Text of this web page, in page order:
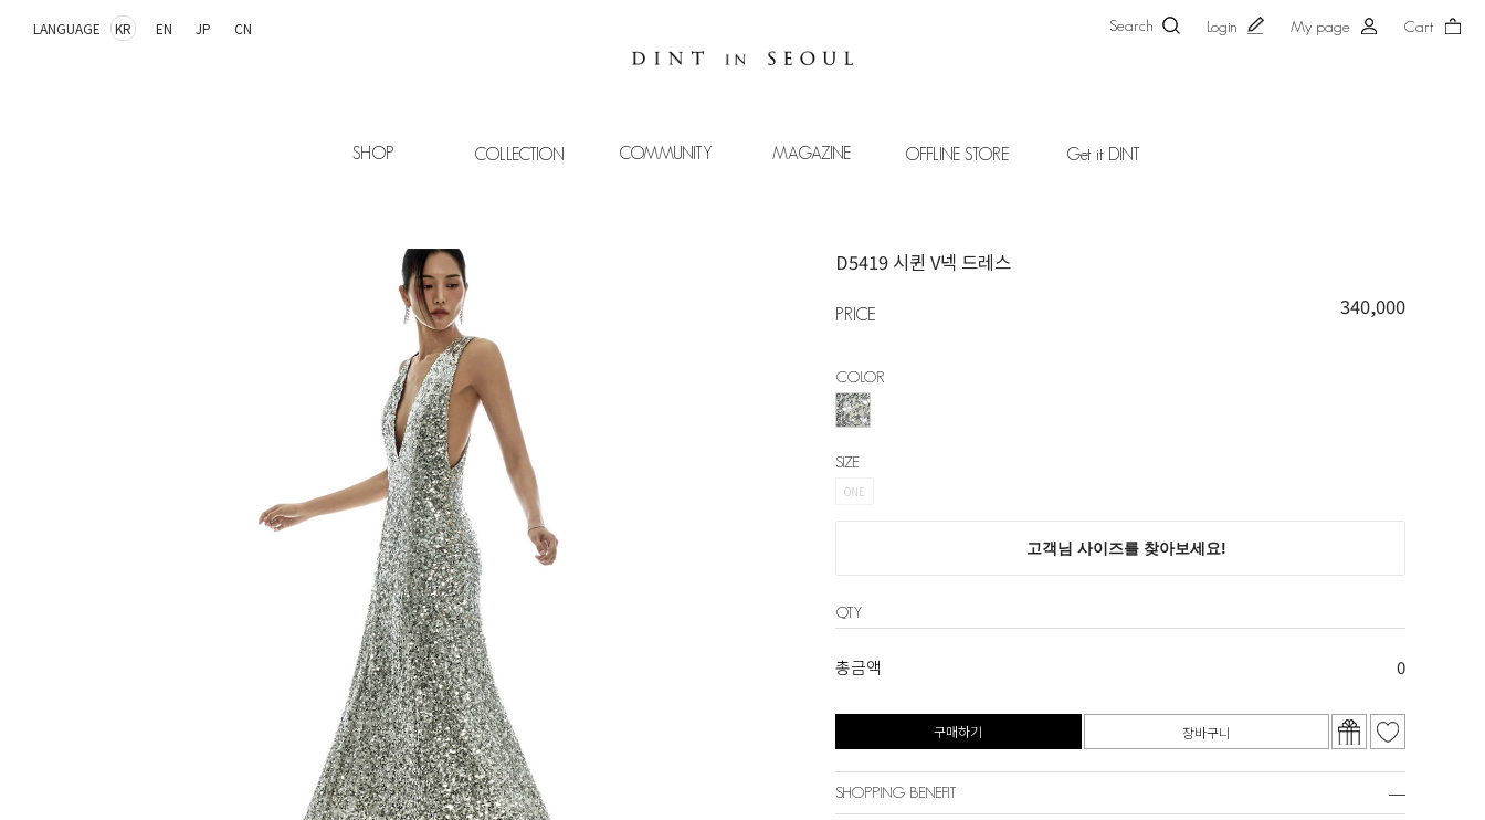
LANGUAGE KR EN JP CN Search Login My page Cart
SHOP COLLECTION COMMUNITY MAGAZINE OFFLINE STORE Get it DINT
D5419 시퀸 V넥 드레스
PRICE 340,000
COLOR
SIZE
ONE
QTY
총금액 0
구매하기 장바구니
SHOPPING BENEFIT